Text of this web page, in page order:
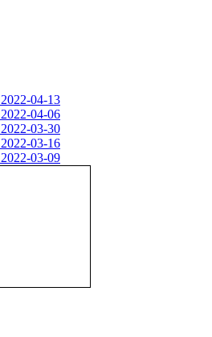
04-13
04-06
03-30
03-16
03-09